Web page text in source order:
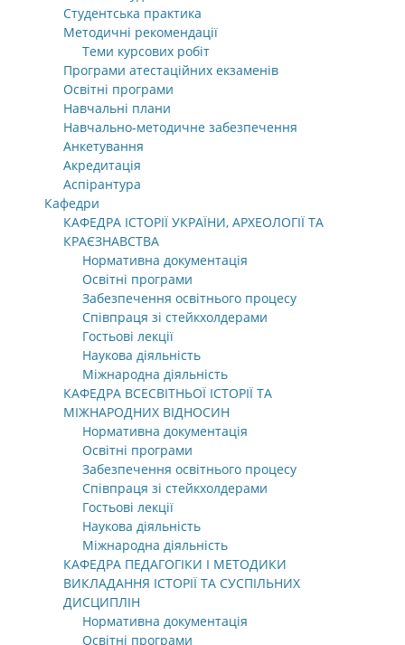
Студентська практика
Методичні рекомендації
Теми курсових робіт
Програми атестаційних екзаменів
Освітні програми
Навчальні плани
Навчально-методичне забезпечення
Анкетування
Акредитація
Аспірантура
Кафедри
КАФЕДРА ІСТОРІЇ УКРАЇНИ, АРХЕОЛОГІЇ ТА
КРАЄЗНАВСТВА
Нормативна документація
Освітні програми
Забезпечення освітнього процесу
Співпраця зі стейкхолдерами
Гостьові лекції
Наукова діяльність
Міжнародна діяльність
КАФЕДРА ВСЕСВІТНЬОЇ ІСТОРІЇ ТА
МІЖНАРОДНИХ ВІДНОСИН
Нормативна документація
Освітні програми
Забезпечення освітнього процесу
Співпраця зі стейкхолдерами
Гостьові лекції
Наукова діяльність
Міжнародна діяльність
КАФЕДРА ПЕДАГОГІКИ І МЕТОДИКИ
ВИКЛАДАННЯ ІСТОРІЇ ТА СУСПІЛЬНИХ
ДИСЦИПЛІН
Нормативна документація
Освітні програми